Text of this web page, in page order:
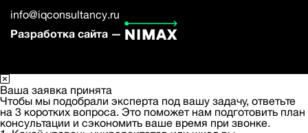
info@iqconsultancy.ru
Разработка сайта —
Ваша заявка принята
Чтобы мы подобрали эксперта под вашу задачу, ответьте
на 3 коротких вопроса. Это поможет нам подготовить план
консультации и сэкономить ваше время при звонке.